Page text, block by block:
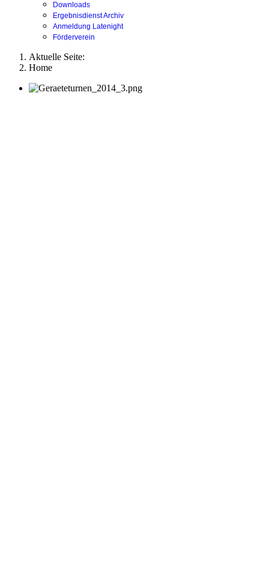
Downloads
Ergebnisdienst Archiv
Anmeldung Latenight
Förderverein
Aktuelle Seite:
Home